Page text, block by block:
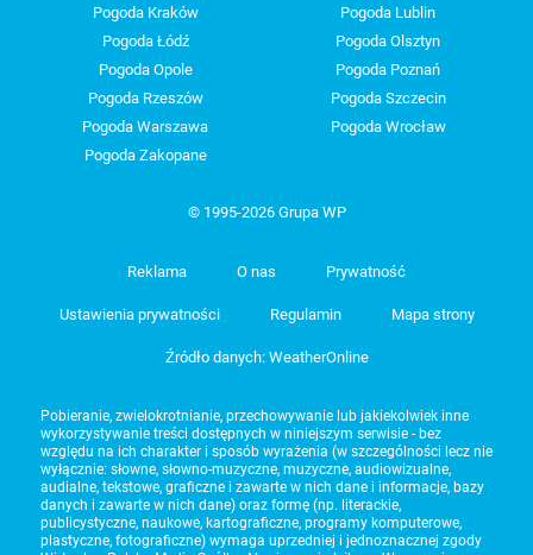
Pogoda Kraków
Pogoda Lublin
Pogoda Łódź
Pogoda Olsztyn
Pogoda Opole
Pogoda Poznań
Pogoda Rzeszów
Pogoda Szczecin
Pogoda Warszawa
Pogoda Wrocław
Pogoda Zakopane
© 1995-2026 Grupa WP
Reklama O nas Prywatność
Ustawienia prywatności Regulamin Mapa strony
Źródło danych: WeatherOnline
Pobieranie, zwielokrotnianie, przechowywanie lub jakiekolwiek inne
wykorzystywanie treści dostępnych w niniejszym serwisie - bez
względu na ich charakter i sposób wyrażenia (w szczególności lecz nie
wyłącznie: słowne, słowno-muzyczne, muzyczne, audiowizualne,
audialne, tekstowe, graficzne i zawarte w nich dane i informacje, bazy
danych i zawarte w nich dane) oraz formę (np. literackie,
publicystyczne, naukowe, kartograficzne, programy komputerowe,
plastyczne, fotograficzne) wymaga uprzedniej i jednoznacznej zgody